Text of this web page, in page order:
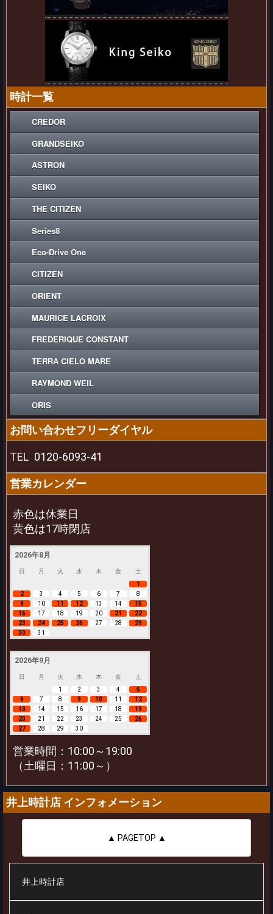
時計一覧
CREDOR
GRANDSEIKO
ASTRON
SEIKO
THE CITIZEN
Series8
Eco-Drive One
CITIZEN
ORIENT
MAURICE LACROIX
FREDERIQUE CONSTANT
TERRA CIELO MARE
RAYMOND WEIL
ORIS
お問い合わせフリーダイヤル
TEL 0120-6093-41
営業カレンダー
赤色は休業日
黄色は17時閉店
2026年8月
日 月 火 水 木 金
土
1
2
3 4 5 6 7
8
9
10 11 12 13 14
15
16
17 18 19 20 21
22
23
24 25 26 27 28
29
30
31
2026年9月
日 月 火 水 木 金
土
1
2 3 4
5
6
7 8 9 10 11
12
13
14 15 16 17 18
19
20
21 22 23 24 25
26
27
28 29 30
営業時間：10:00～19:00
（土曜日：11:00～）
井上時計店 インフォメーション
▲ PAGETOP ▲
井上時計店